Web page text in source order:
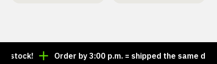
stock! Order by 3:00 p.m. = shipped the same day